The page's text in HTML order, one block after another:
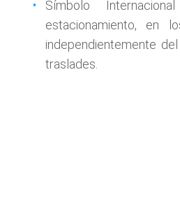
Símbolo
estacionamiento, en
independientemente
traslades.